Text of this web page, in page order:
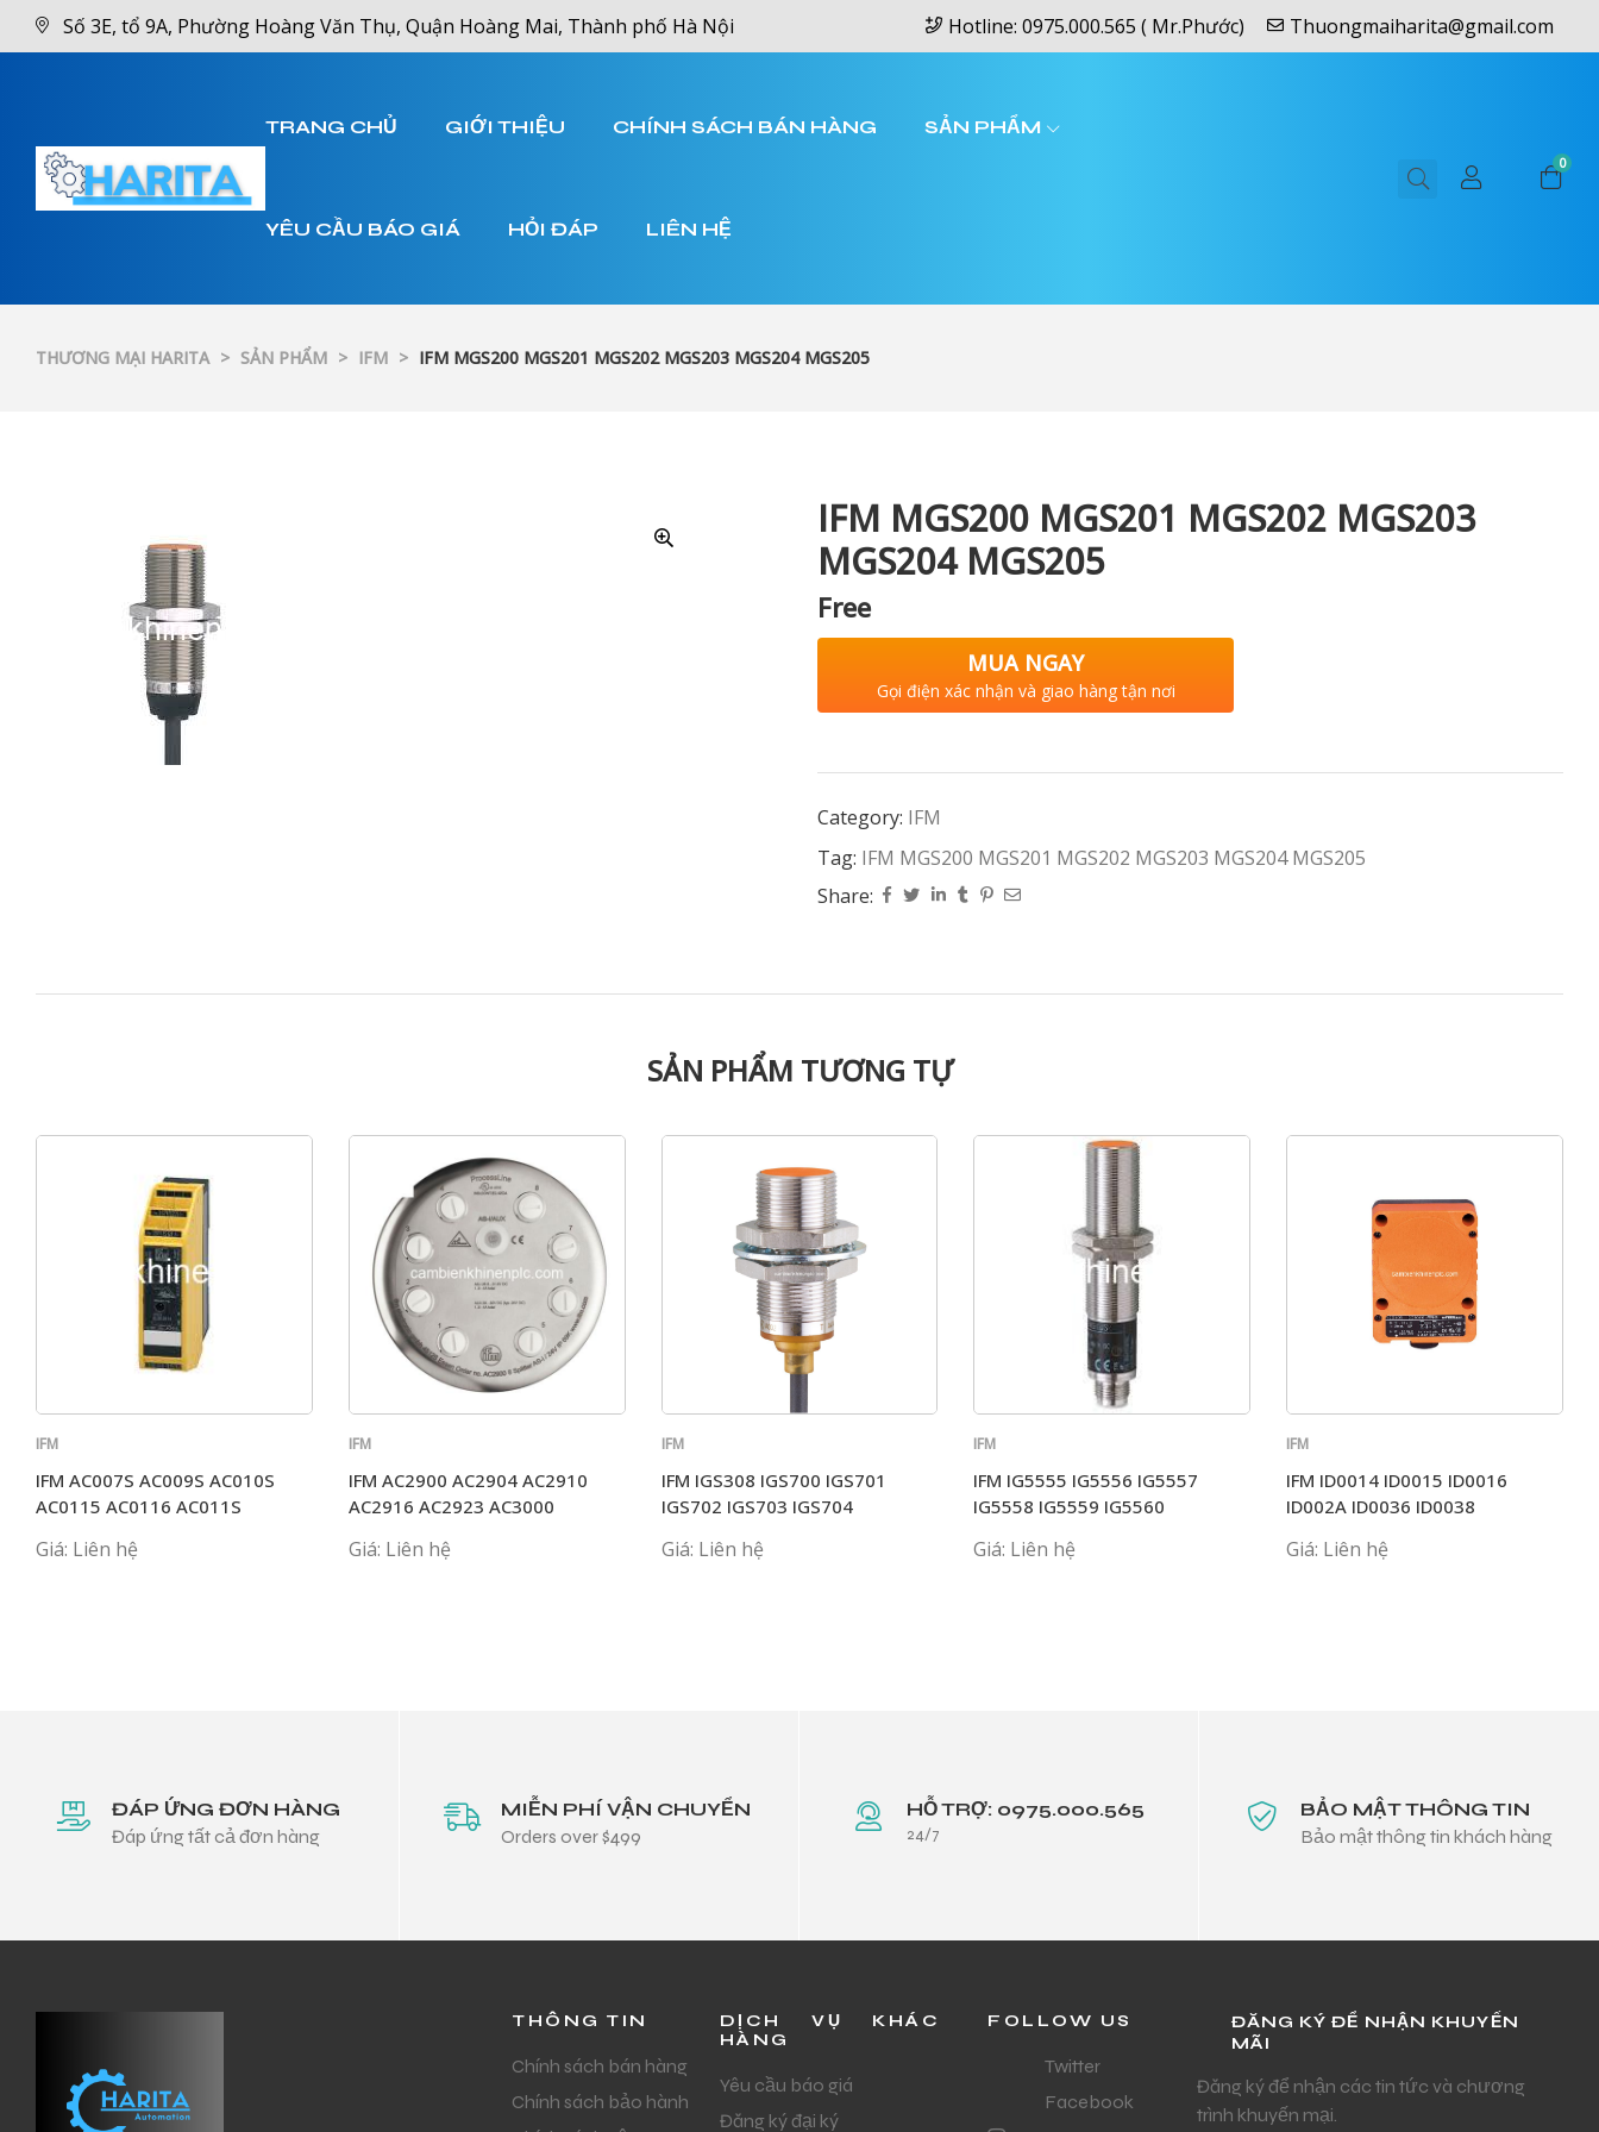
Số 3E, tổ 9A, Phường Hoàng Văn Thụ, Quận Hoàng Mai, Thành phố Hà Nội Hotline: 0975.000.565 ( Mr.Phước) Thuongmaiharita@gmail.com
TRANG CHỦ GIỚI THIỆU CHÍNH SÁCH BÁN HÀNG SẢN PHẨM
YÊU CẦU BÁO GIÁ HỎI ĐÁP LIÊN HỆ
0
THƯƠNG MẠI HARITA > SẢN PHẨM > IFM > IFM MGS200 MGS201 MGS202 MGS203 MGS204 MGS205
IFM MGS200 MGS201 MGS202 MGS203
MGS204 MGS205
Free
MUA NGAY
Gọi điện xác nhận và giao hàng tận nơi
Category: IFM
Tag: IFM MGS200 MGS201 MGS202 MGS203 MGS204 MGS205
Share:
SẢN PHẨM TƯƠNG TỰ
IFM
IFM AC007S AC009S AC010S
AC0115 AC0116 AC011S
Giá: Liên hệ
IFM
IFM AC2900 AC2904 AC2910
AC2916 AC2923 AC3000
Giá: Liên hệ
IFM
IFM IGS308 IGS700 IGS701
IGS702 IGS703 IGS704
Giá: Liên hệ
IFM
IFM IG5555 IG5556 IG5557
IG5558 IG5559 IG5560
Giá: Liên hệ
IFM
IFM ID0014 ID0015 ID0016
ID002A ID0036 ID0038
Giá: Liên hệ
ĐÁP ỨNG ĐƠN HÀNG
Đáp ứng tất cả đơn hàng
MIỄN PHÍ VẬN CHUYỂN
Orders over $499
HỖ TRỢ: 0975.000.565
24/7
BẢO MẬT THÔNG TIN
Bảo mật thông tin khách hàng
THÔNG TIN
Chính sách bán hàng
Chính sách bảo hành
DỊCH VỤ KHÁC
HÀNG
Yêu cầu báo giá
Đăng ký đại ký
FOLLOW US
Twitter
Facebook
ĐĂNG KÝ ĐỂ NHẬN KHUYẾN
MÃI
Đăng ký để nhận các tin tức và chương
trình khuyến mại.